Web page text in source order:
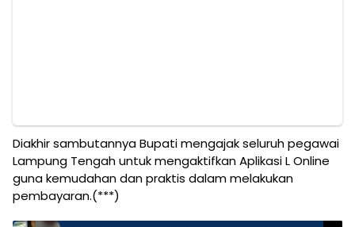
Diakhir sambutannya Bupati mengajak seluruh pegawai
Lampung Tengah untuk mengaktifkan Aplikasi L Online
guna kemudahan dan praktis dalam melakukan
pembayaran.(***)